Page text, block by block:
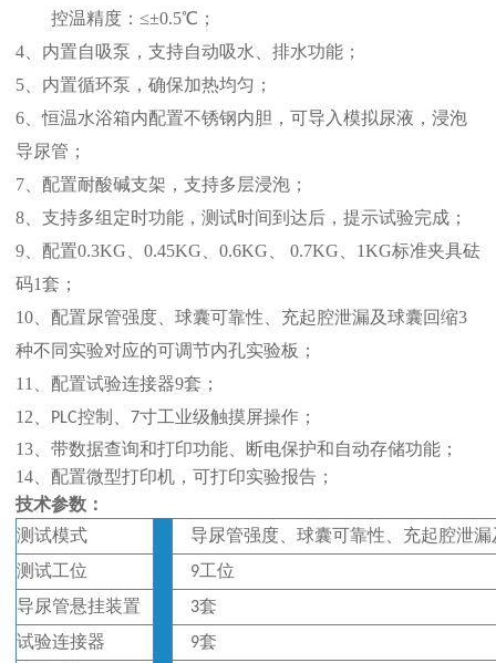
控温精度： ≤±0.5℃ ；
4、内置自吸泵，支持自动吸水、排水功能；
5、内置循环泵，确保加热均匀；
6、恒温水浴箱内配置不锈钢内胆，可导入模拟尿液，浸泡
导尿管；
7、配置耐酸碱支架，支持多层浸泡；
8、支持多组定时功能，测试时间到达后，提示试验完成；
9、配置0.3KG、0.45KG、0.6KG、 0.7KG、1KG标准夹具砝
码1套；
10、配置尿管强度、球囊可靠性、充起腔泄漏及球囊回缩3
种不同实验对应的可调节内孔实验板；
11、配置试验连接器9套；
12、
PLC控制、 7寸工业级触摸屏操作；
13、带数据查询和打印功能、断电保护和自动存储功能；
14、配置微型打印机，可打印实验报告；
技术参数：
测试模式
导尿管强度、球囊可靠性、充起腔泄
测试工位
9工位
导尿管悬挂装置
3套
试验连接器
9套